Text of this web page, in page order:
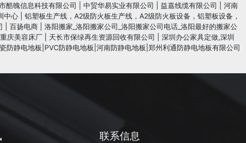
酷魄信息科技有限公司 中贸华易实业有限公司 益嘉线缆有限公司
河南
中心
铝塑板生产线，A2级防火板生产线，A2级防火板设备，铝塑板设备，
百扬电商
洛阳搬家_洛阳搬家公司_洛阳搬家公司电话_洛阳最好的搬家公
庆美容床厂 天长市保绿再生资源回收有限公司
深圳办公家具定做,深圳
防静电地板|PVC防静电地板|河南防静电地板|郑州利通防静电地板有限公司
联系信息